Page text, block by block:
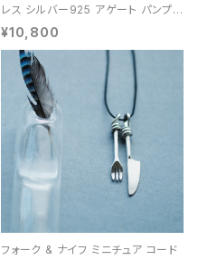
レス シルバー925 アゲート パンプキ
ン 天然石 レディース
¥10,800
フォーク & ナイフ ミニチュア コード